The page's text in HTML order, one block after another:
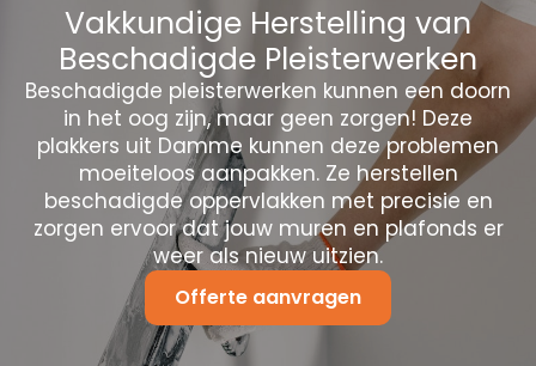
Vakkundige Herstelling van
Beschadigde Pleisterwerken
Beschadigde pleisterwerken kunnen een doorn
in het oog zijn, maar geen zorgen! Deze
plakkers uit Damme kunnen deze problemen
moeiteloos aanpakken. Ze herstellen
beschadigde oppervlakken met precisie en
zorgen ervoor dat jouw muren en plafonds er
weer als nieuw uitzien.
Offerte aanvragen